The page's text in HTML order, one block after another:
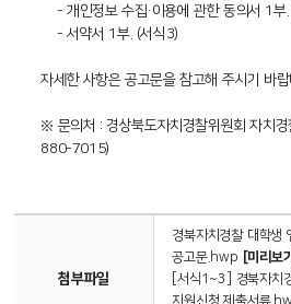
- 개인정보 수집·이용에 관한 동의서 1부.
- 서약서 1부. (서식3)
자세한 사항은 공고문을 참고해 주시기 바랍
※ 문의처 : 경상북도자치경찰위원회 자치
880-7015)
첨부파일
경북자치경찰 대학생
공고문.hwp [미리보
[서식1~3] 경북자치
지원신청 제출서류